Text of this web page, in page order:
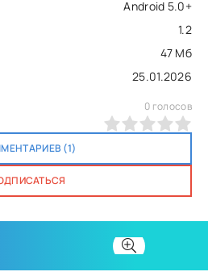
Android 5.0+
1.2
47 Мб
25.01.2026
(1)
0 голосов